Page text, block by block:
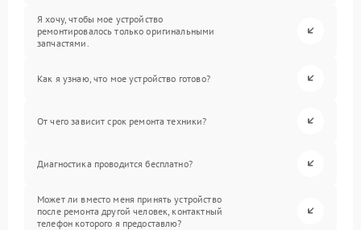
Я хочу, чтобы мое устройство
ремонтировалось только оригинальными
запчастями.
Как я узнаю, что мое устройство готово?
От чего зависит срок ремонта техники?
Диагностика проводится бесплатно?
Может ли вместо меня принять устройство
после ремонта другой человек, контактный
телефон которого я предоставлю?